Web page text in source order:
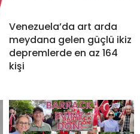
Venezuela’da art arda
meydana gelen güçlü ikiz
depremlerde en az 164
kişi